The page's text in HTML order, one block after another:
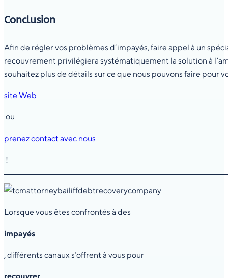
Conclusion
Afin de régler vos problèmes d’impayés, faire appel à un
recouvrement privilégiera systématiquement la solution à
souhaitez plus de détails sur ce que nous pouvons faire pour
site Web
ou
prenez contact avec nous
!
Lorsque vous êtes confrontés à des
impayés
, différents canaux s’offrent à vous pour